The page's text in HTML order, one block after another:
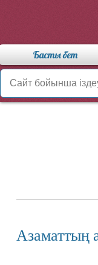
Басты бет
Азаматтың